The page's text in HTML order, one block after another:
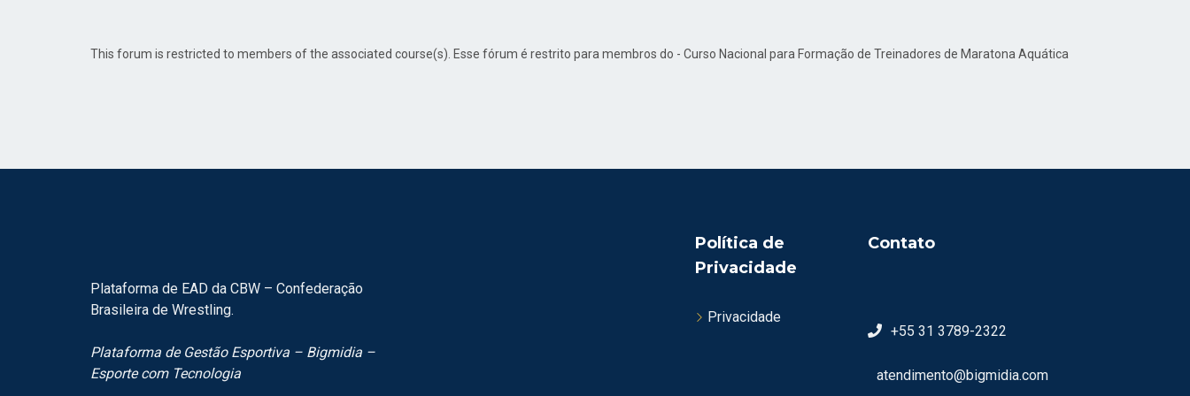
This forum is restricted to members of the associated course(s). Esse fórum é restrito para membros do - Curso Nacional para Formação de Treinadores de Maratona Aquática
Plataforma de EAD da CBW – Confederação
Brasileira de Wrestling.
Plataforma de Gestão Esportiva – Bigmidia –
Esporte com Tecnologia
Política de
Privacidade
Privacidade
Contato
+55 31 3789-2322
atendimento@bigmidia.com